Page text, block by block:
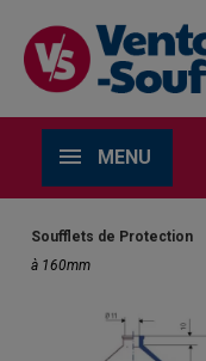
MENU
Soufflets de Protection
à 160mm